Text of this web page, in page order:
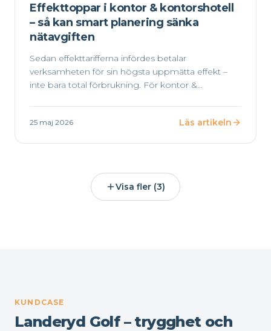
Effekttoppar i kontor & kontorshotell
– så kan smart planering sänka
nätavgiften
Sedan effekttarifferna infördes betalar
verksamheten för sin högsta uppmätta effekt –
inte bara total förbrukning. För kontor &
25 maj 2026 Läs artikeln
Visa fler (3)
KUNDCASE
Landeryd Golf – trygghet och